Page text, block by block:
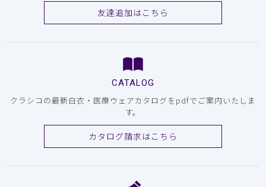
友達追加はこちら
CATALOG
クラシコの最新白衣・医療ウェアカタログをpdfでご案内いたしま
す。
カタログ請求はこちら